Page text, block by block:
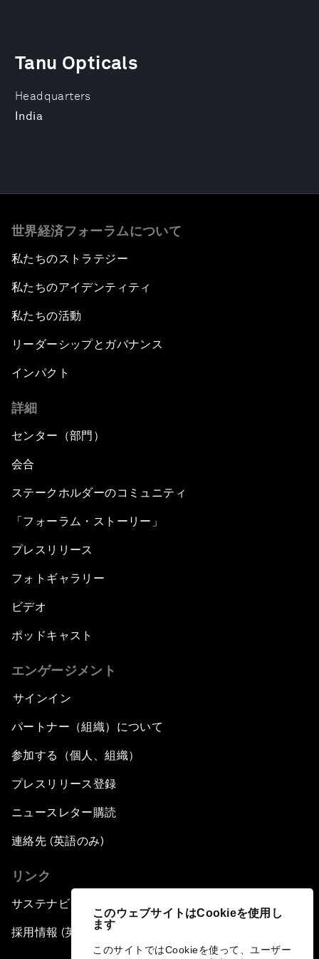
このウェブサイトはCookieを使用し
ます
このサイトではCookieを使って、ユーザー
Headquarters
India
Tanu Opticals
世界経済フォーラムについて
私たちのストラテジー
私たちのアイデンティティ
私たちの活動
リーダーシップとガバナンス
インパクト
詳細
センター（部門）
会合
ステークホルダーのコミュニティ
「フォーラム・ストーリー」
プレスリリース
フォトギャラリー
ビデオ
ポッドキャスト
エンゲージメント
サインイン
パートナー（組織）について
参加する（個人、組織）
プレスリリース登録
ニュースレター購読
連絡先 (英語のみ)
リンク
サステナビリティへの取り組み
採用情報 (英語のみ)